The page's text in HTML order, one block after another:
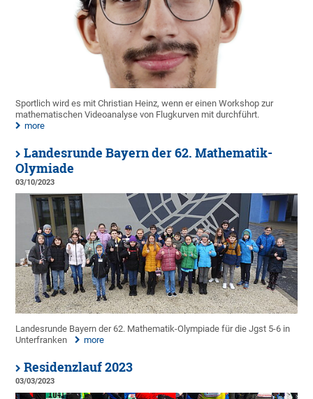
Sportlich wird es mit Christian Heinz, wenn er einen Workshop zur
mathematischen Videoanalyse von Flugkurven mit durchführt.
more
Landesrunde Bayern der 62. Mathematik-
Olymiade
03/10/2023
Landesrunde Bayern der 62. Mathematik-Olympiade für die Jgst 5-6 in
Unterfranken
more
Residenzlauf 2023
03/03/2023